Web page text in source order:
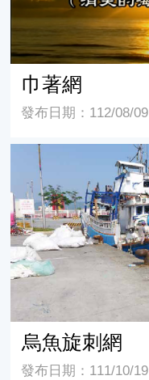
巾著網
發布日期：112/08/09
烏魚旋刺網
烏魚旋刺網
發布日期：111/10/19